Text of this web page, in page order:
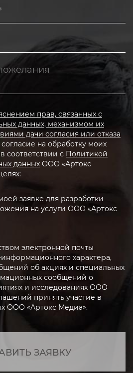
прав, связанных с
данных, механизмом их
дачи согласия или отказа
на обработку моих
соответствии с Политикой
данных ООО «Артокс
заявке для разработки
на услуги ООО «Артокс
электронной почты
характера,
об акциях и специальных
сообщений о
и исследованиях ООО
принять участие в
ООО «Артокс Медиа».
ЗАЯВКУ